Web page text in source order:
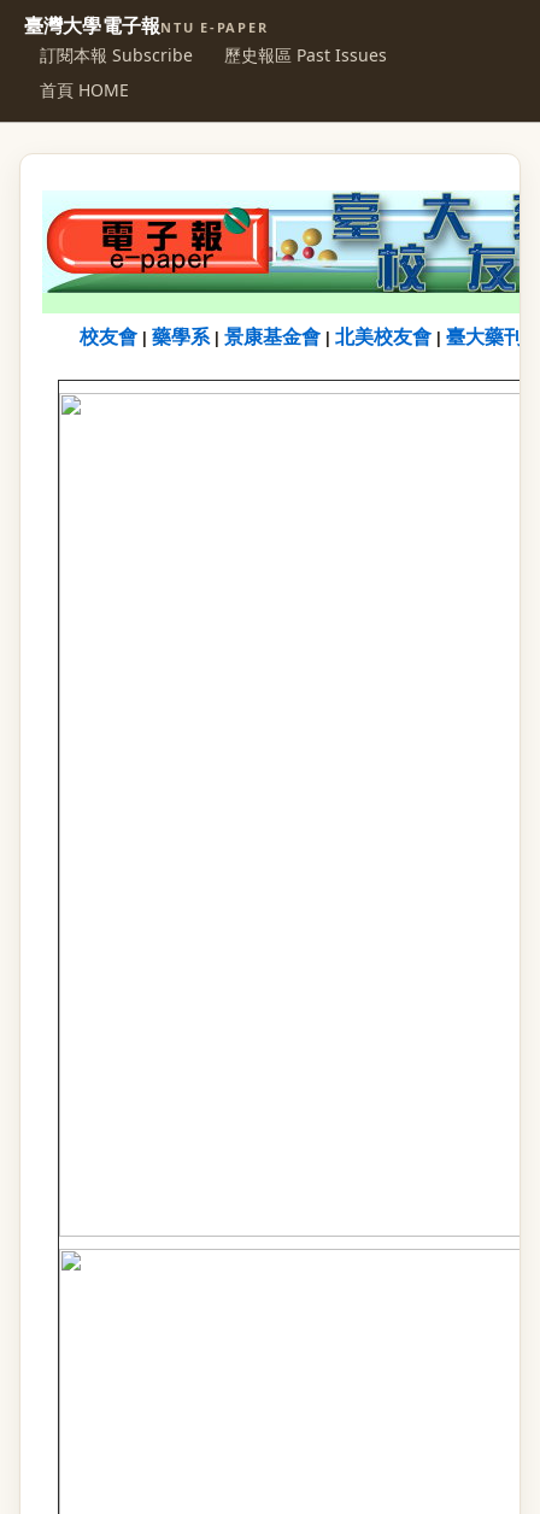
臺灣大學電子報NTU E-PAPER
訂閱本報 Subscribe
歷史報區 Past Issues
首頁 HOME
校友會 藥學系| 景康基金會 北美校友會 臺大藥刊